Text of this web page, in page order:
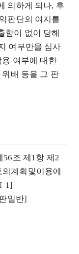
의하게 되나, 후
판단의 여지를
함이 없이 당해
여부만을 심사
여부에 대한
배 등을 그 판
조 제1항 제2
계획및이용에
1]
일반]